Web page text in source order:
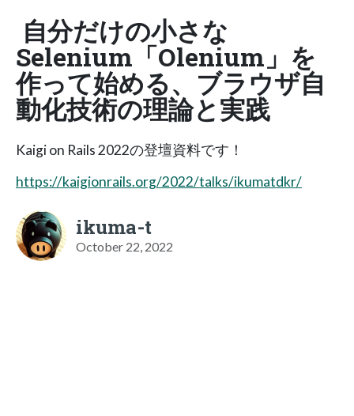
自分だけの小さな
Selenium「Olenium」を
作って始める、ブラウザ自
動化技術の理論と実践
Kaigi on Rails 2022の登壇資料です！
https://kaigionrails.org/2022/talks/ikumatdkr/
ikuma-t
October 22, 2022